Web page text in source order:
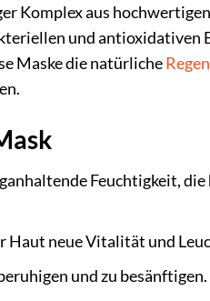
Komplex aus
und antioxidativen
Maske die natürliche
Feuchtigkeit,
Haut neue Vitalität und
und zu besänftigen.